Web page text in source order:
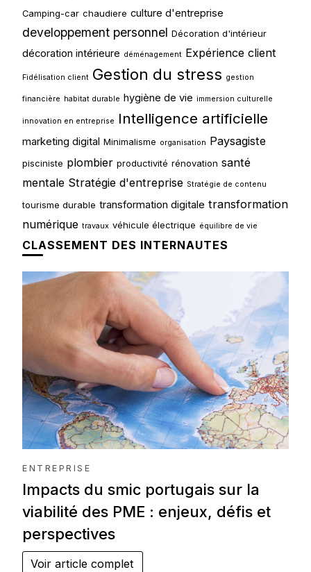
Camping-car chaudiere culture d'entreprise
developpement personnel Décoration d'intérieur
décoration intérieure déménagement Expérience client
Fidélisation client Gestion du stress gestion
financière habitat durable hygiène de vie immersion culturelle
innovation en entreprise Intelligence artificielle
marketing digital Minimalisme organisation Paysagiste
pisciniste plombier productivité rénovation santé
mentale Stratégie d'entreprise Stratégie de contenu
tourisme durable transformation digitale transformation
numérique travaux véhicule électrique équilibre de vie
CLASSEMENT DES INTERNAUTES
ENTREPRISE
Impacts du smic portugais sur la
viabilité des PME : enjeux, défis et
perspectives
Voir article complet